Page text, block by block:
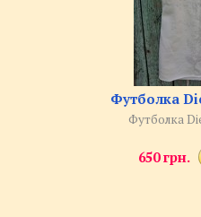
Футболка
Футболка
650 грн.